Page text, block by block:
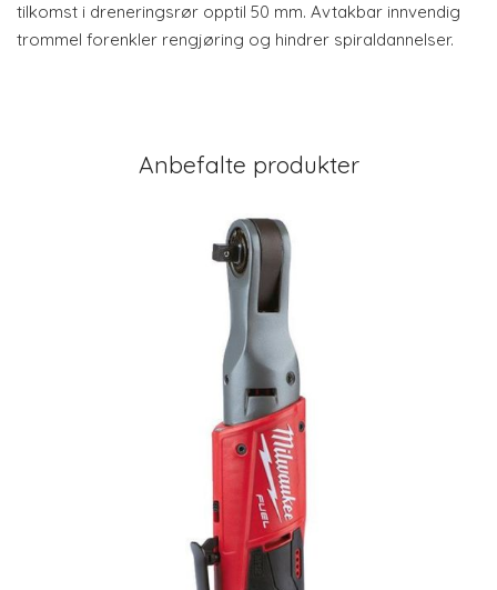
tilkomst i dreneringsrør opptil 50 mm. Avtakbar innvendig
trommel forenkler rengjøring og hindrer spiraldannelser.
Anbefalte produkter